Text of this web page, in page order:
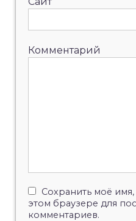
Комментарий
Сохранить моё
этом браузере для
комментариев.